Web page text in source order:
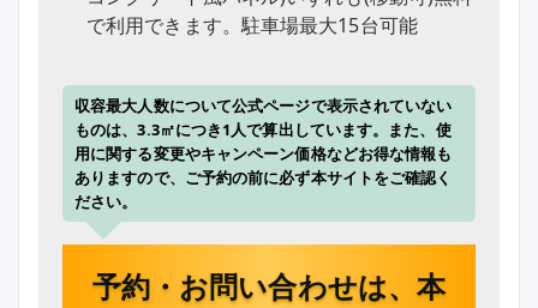
で利用できます。駐車場最大15台可能
収容最大人数について公式ページで表示されていない
ものは、3.3㎡につき1人で算出しています。また、使
用に関する変更やキャンペーン価格などお得な情報も
ありますので、ご予約の前に必ず本サイトをご確認く
ださい。
予約・お問い合わせは、本